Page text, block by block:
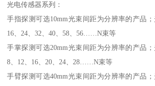
光电传感器系列：
手指探测可选10mm光束间距为分辨率的产品；
16、24、32、40、58、56……N束等
手掌探测可选20mm光束间距为分辨率的产品；
8、12、16、20、24、28……N束等
手臂探测可选40mm光束间距为分辨率的产品；